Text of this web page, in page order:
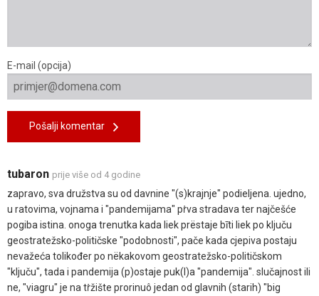
E-mail (opcija)
Pošalji komentar
tubaron prije više od 4 godine
zapravo, sva družstva su od davnine "(s)krajnje" podieljena. ujedno,
u ratovima, vojnama i "pandemijama" pṙva stradava ter najčešće
pogiba istina. onoga trenutka kada liek prëstaje bīti liek po ključu
geostratežsko-političske "podobnosti", pače kada cjepiva postaju
nevažeća tolikođer po nëkakovom geostratežsko-političskom
"ključu", tada i pandemija (p)ostaje puk(l)a "pandemija". slučajnost ili
ne, "viagru" je na tṙžište prorinuô jedan od glavnih (starih) "big